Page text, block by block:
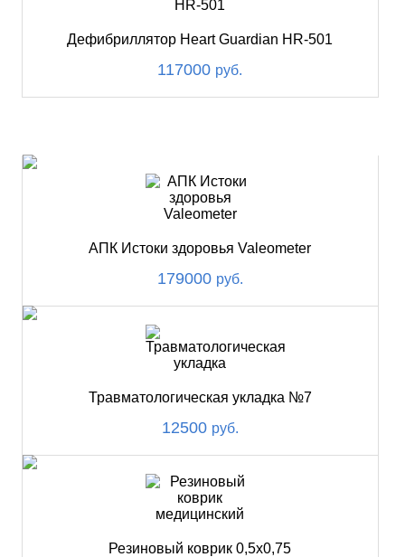
Дефибриллятор Heart Guardian HR-501
117000 руб.
АПК Истоки здоровья Valeometer
179000 руб.
Травматологическая укладка №7
12500 руб.
Резиновый коврик 0,5х0,75